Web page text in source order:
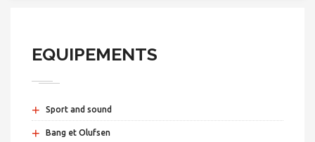
EQUIPEMENTS
+ Sport and sound
+ Bang et Olufsen